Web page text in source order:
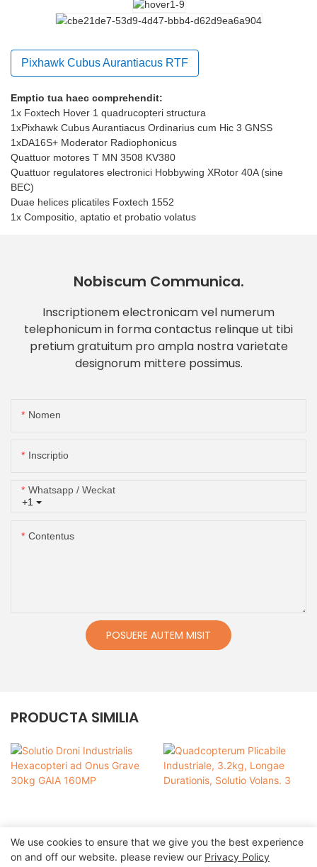
Pixhawk Cubus Aurantiacus RTF
Emptio tua haec comprehendit:
1x Foxtech Hover 1 quadrucopteri structura
1xPixhawk Cubus Aurantiacus Ordinarius cum Hic 3 GNSS
1xDA16S+ Moderator Radiophonicus
Quattuor motores T MN 3508 KV380
Quattuor regulatores electronici Hobbywing XRotor 40A (sine
BEC)
Duae helices plicatiles Foxtech 1552
1x Compositio, aptatio et probatio volatus
Nobiscum Communica.
Inscriptionem electronicam vel numerum
telephonicum in forma contactus relinque ut tibi
pretium gratuitum pro ampla nostra varietate
designorum mittere possimus.
Nomen
Inscriptio
+1
Whatsapp / Weckat
Contentus
POSUERE AUTEM MISIT
PRODUCTA SIMILIA
We use cookies to ensure that we give you the best experience
on and off our website. please review our Privacy Policy